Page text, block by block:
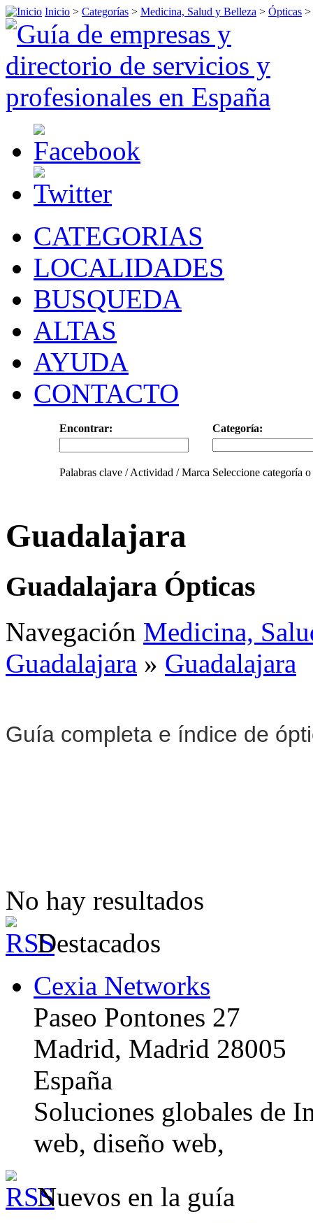
Inicio > Categorías > Medicina, Salud y Belleza > Ópticas >
CATEGORIAS
LOCALIDADES
BUSQUEDA
ALTAS
AYUDA
CONTACTO
Encontrar: Categoría:
Palabras clave / Actividad / Marca Seleccione categoría
Guadalajara
Guadalajara Ópticas
Navegación Medicina,
Guadalajara » Guadalajara
Guía completa e índice de
No hay resultados
Destacados
Cexia Networks
Paseo Pontones 27
Madrid, Madrid 28005
España
Soluciones globales de
web, diseño web,
Nuevos en la guía